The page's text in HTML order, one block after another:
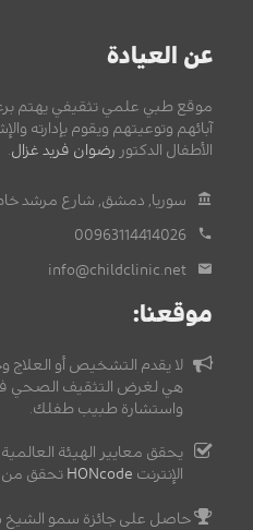
عن العيادة
موقع طبي علمي تثقيفي يهتم
آبائهم وتوعيتهم ويقوم بإدارته
الأطفال الدكتور رضوان فريد غزال.
سوريا, دمشق, شارع مرشد
00963114414026
info@childclinic.net
موقعنا:
لا يقدم التشخيص أو العلاج
هي لغرض التثقيف الصحي
واستشارة طبيب طفلك.
يحقق معايير الهيئة
الإنترنت HONcode تحقق من
حاصل على جائزة سمو الشيخ